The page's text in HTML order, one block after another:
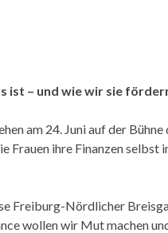
ist – und wie wir sie
am 24. Juni auf der
Frauen ihre Finanzen selbst
Freiburg-Nördlicher
wollen wir Mut machen